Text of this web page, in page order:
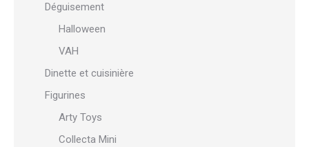
Déguisement
Halloween
VAH
Dinette et cuisinière
Figurines
Arty Toys
Collecta Mini